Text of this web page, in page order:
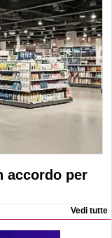
accordo per
Vedi tutte